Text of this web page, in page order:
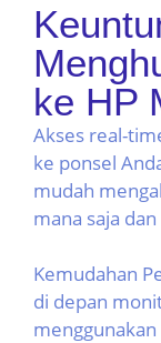
ke HP
Akses real-
ke ponsel
mudah
mana saja
Kemudahan
di depan